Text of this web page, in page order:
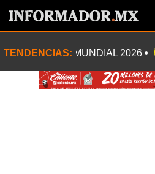
TENDENCIAS: MUNDIAL 2026